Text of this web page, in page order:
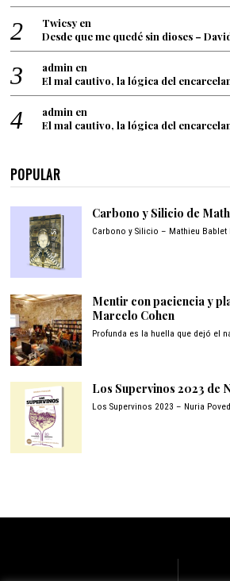
Twicsy en
Desde que me quedé sin dioses –
admin en
El mal cautivo, la lógica del
admin en
El mal cautivo, la lógica del
POPULAR
Carbono y Silicio de
Carbono y Silicio – Mathieu
Mentir con paciencia y
Marcelo Cohen
Profunda es la huella que dejó el
Los Supervinos 2023 de
Los Supervinos 2023 – Nuria